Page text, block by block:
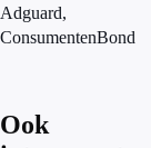
Adguard,
ConsumentenBond
Ook